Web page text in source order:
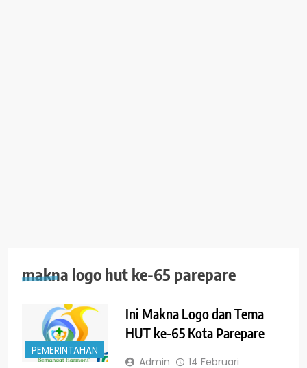
makna logo hut ke-65 parepare
PEMERINTAHAN
Ini Makna Logo dan Tema
HUT ke-65 Kota Parepare
Admin
14 Februari